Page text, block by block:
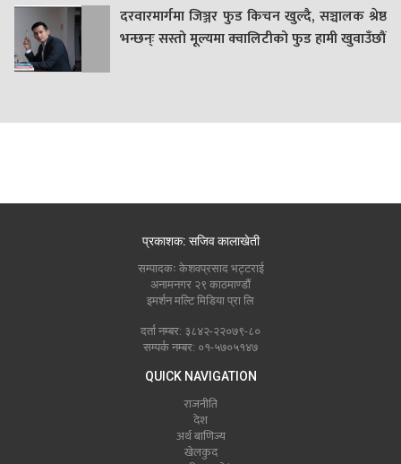
दरवारमार्गमा जिञ्जर फुड किचन खुल्दै, सञ्चालक श्रेष्ठ
भन्छन्ः सस्तो मूल्यमा क्वालिटीको फुड हामी खुवाउँछौं
प्रकाशक: सजिव कालाखेती
सम्पादकः केशवप्रसाद भट्टराई
अनामनगर २९ काठमाण्डौं
इमर्शन मल्टि मिडिया प्रा लि
दर्ता नम्बर: ३८४२-२२०७९-८०
सम्पर्क नम्बर: ०१-५७०५१४७
QUICK NAVIGATION
राजनीति
देश
अर्थ बाणिज्य
खेलकुद